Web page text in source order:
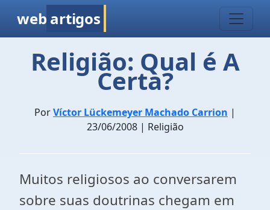
web artigos
Religião: Qual é A
Certa?
PorVíctor Lückemeyer Machado Carrion |
23/06/2008 | Religião
Muitos religiosos ao conversarem
sobre suas doutrinas chegam em